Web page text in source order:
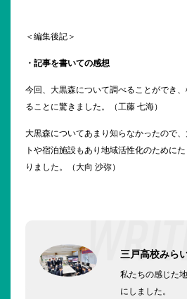
＜編集後記＞
・記事を書いての感想
今回、大黒森について調べることができ
ることに驚きました。（工藤 七海）
大黒森についてあまり知らなかったので
トや宿泊施設もあり地域活性化のために
りました。（大向 沙弥）
三戸高校みら
私たちの感じた
にしました。